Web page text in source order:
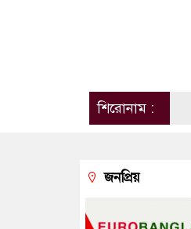
শিরোনাম :
জনপ্রিয়